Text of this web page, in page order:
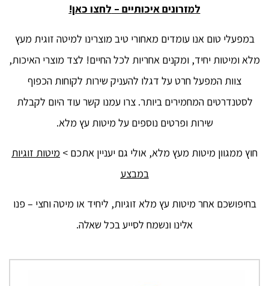
למזרונים איכותיים – לחצו כאן!
במפעלי טום אנו עומדים מאחורי טיב מוצרינו למיטה זוגית מעץ
מלא ומיטות יחיד, ומקנים אחריות לכל החיים! לצד מוצרי האיכות,
צוות המפעל חרט על דגלו להעניק שירות לקוחות הכפוף
לסטנדרטים המחמירים ביותר. צרו עמנו קשר עוד היום לקבלת
שירות ופרטים נוספים על מיטות עץ מלא.
חוץ ממגוון מיטות מעץ מלא, אולי גם יעניין אתכם > מיטות זוגיות
במבצע
בחיפושכם אחר מיטות עץ מלא זוגיות, ליחיד או מיטה וחצי – פנו
אלינו ונשמח לסייע בכל שאלה.